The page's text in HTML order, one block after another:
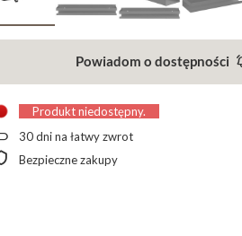
Powiadom o dostępności
Produkt niedostępny
30dni na łatwy zwrot
Bezpieczne zakupy